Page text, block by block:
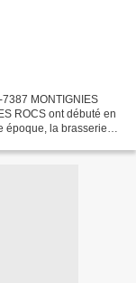
MONTIGNIES
ROCS ont débuté en
époque, la brasserie